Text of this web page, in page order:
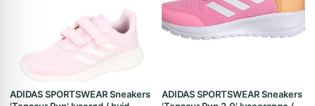
ADIDAS SPORTSWEAR Sneakers
ADIDAS SPORTSWEAR Sneakers